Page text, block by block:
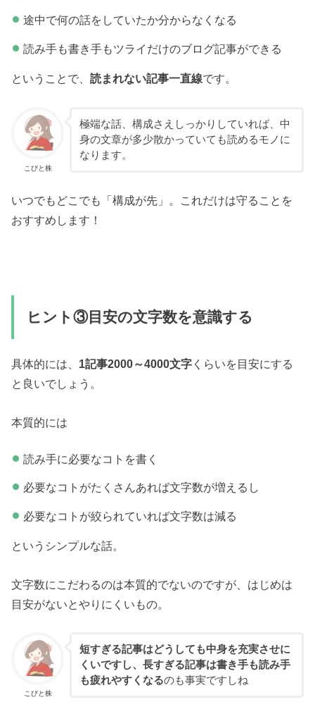
途中で何の話をしていたか分からなくなる
読み手も書き手もツライだけのブログ記事ができる
ということで、読まれない記事一直線です。
こびと株
極端な話、構成さえしっかりしていれば、中
身の文章が多少散かっていても読めるモノに
なります。
いつでもどこでも「構成が先」。これだけは守ることを
おすすめします！
ヒント③目安の文字数を意識する
具体的には、 1記事2000～4000文字 くらいを目安にする
と良いでしょう。
本質的には
読み手に必要なコトを書く
必要なコトがたくさんあれば文字数が増えるし
必要なコトが絞られていれば文字数は減る
というシンプルな話。
文字数にこだわるのは本質的でないのですが、はじめは
目安がないとやりにくいもの。
こびと株
短すぎる記事はどうしても中身を充実させに
くいですし、長すぎる記事は書き手も読み手
も疲れやすくなるのも事実ですしね